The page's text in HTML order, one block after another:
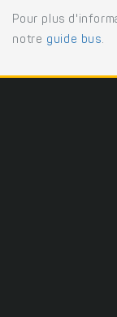
Pour plus
notre guide bus.